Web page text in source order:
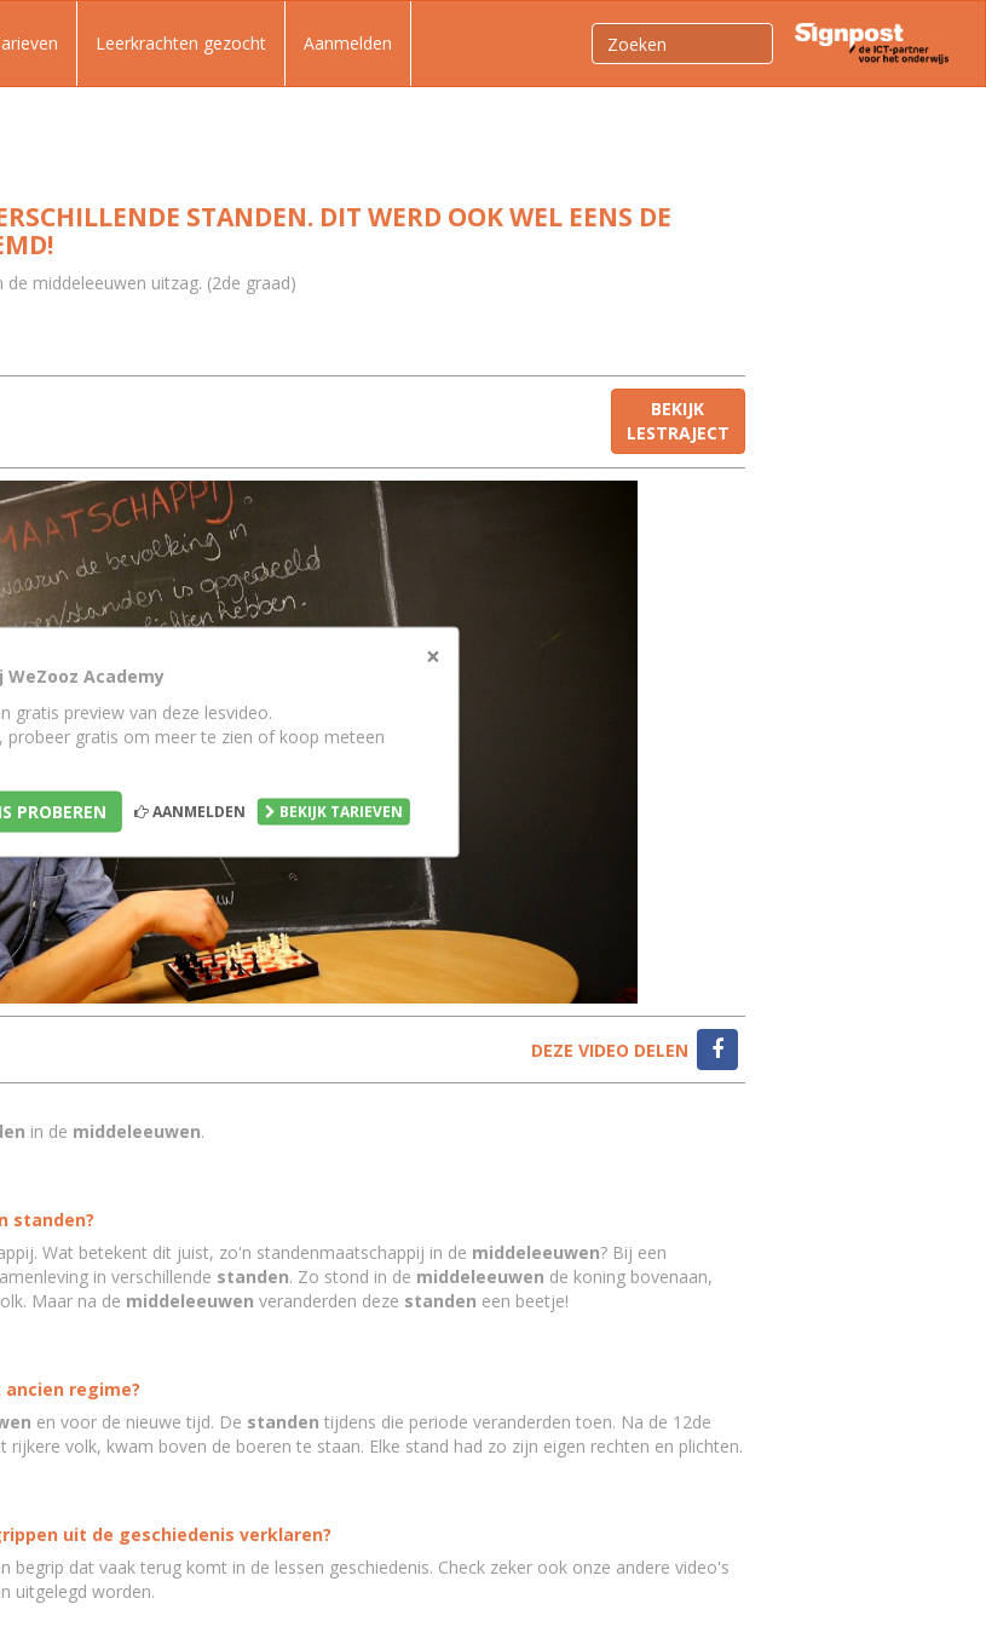
Leerkrachten gezocht Aanmelden
STANDEN. DIT WERD OOK WEL EENS DE
middeleeuwen uitzag. (2de graad)
BEKIJK
LESTRAJECT
×
WeZooz Academy
gratis preview van deze lesvideo.
probeer gratis om meer te zien of koop meteen
PROBEREN AANMELDEN BEKIJK TARIEVEN
DEZE VIDEO DELEN
in de middeleeuwen.
standen?
Wat betekent dit juist, zo'n standenmaatschappij in de middeleeuwen? Bij een
in verschillende standen. Zo stond in de middeleeuwen de koning bovenaan,
Maar na de middeleeuwen veranderden deze standen een beetje!
regime?
en voor de nieuwe tijd. De standen tijdens die periode veranderden toen. Na de 12de
volk, kwam boven de boeren te staan. Elke stand had zo zijn eigen rechten en plichten.
uit de geschiedenis verklaren?
begrip dat vaak terug komt in de lessen geschiedenis. Check zeker ook onze andere video's
uitgelegd worden.